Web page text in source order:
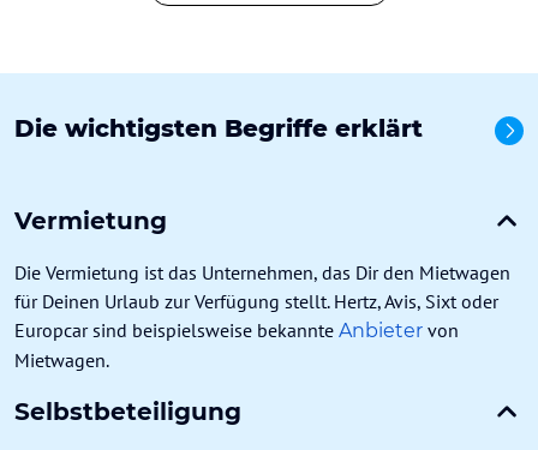
Die wichtigsten Begriffe erklärt
Alle
Vermietung
Die Vermietung ist das Unternehmen, das Dir den Mietwagen
für Deinen Urlaub zur Verfügung stellt. Hertz, Avis, Sixt oder
Europcar sind beispielsweise bekannte Anbieter von
Mietwagen.
Selbstbeteiligung